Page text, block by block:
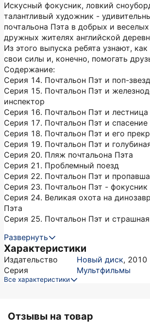
Искусный фокусник, ловкий
талантливый художник -
почтальона Пэта в добрых и
дружных жителях английской
Из этого выпуска ребята узнают,
свои силы и, конечно, помогать
Содержание:
Серия 14. Почтальон Пэт и поп-
Серия 15. Почтальон Пэт и
инспектор
Серия 16. Почтальон Пэт и лестница
Серия 17. Почтальон Пэт и спасение
Серия 18. Почтальон Пэт и его
Серия 19. Почтальон Пэт и
Серия 20. Пляж почтальона Пэта
Серия 21. Проблемный поезд
Серия 22. Почтальон Пэт и
Серия 23. Почтальон Пэт - фокусник
Серия 24. Великая охота на
Пэта
Серия 25. Почтальон Пэт и
Развернуть
Характеристики
Издательство Новый диск, 2010
Серия
Мультфильмы
Все характеристики
Отзывы на товар